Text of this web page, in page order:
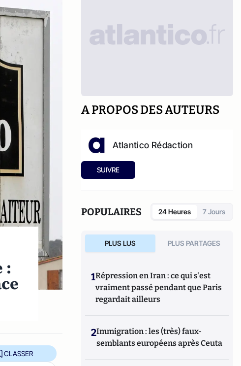
:
CLASSER
A PROPOS DES AUTEURS
Atlantico Rédaction
SUIVRE
POPULAIRES 24 Heures 7 Jours
PLUS LUS PLUS PARTAGES
1Répression en Iran : ce qui s'est
vraiment passé pendant que Paris
regardait ailleurs
2Immigration : les (très) faux-
semblants européens après Ceuta